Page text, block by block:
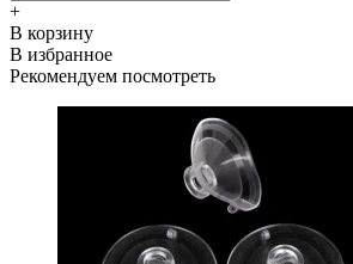
+
В корзину
В избранное
Рекомендуем посмотреть